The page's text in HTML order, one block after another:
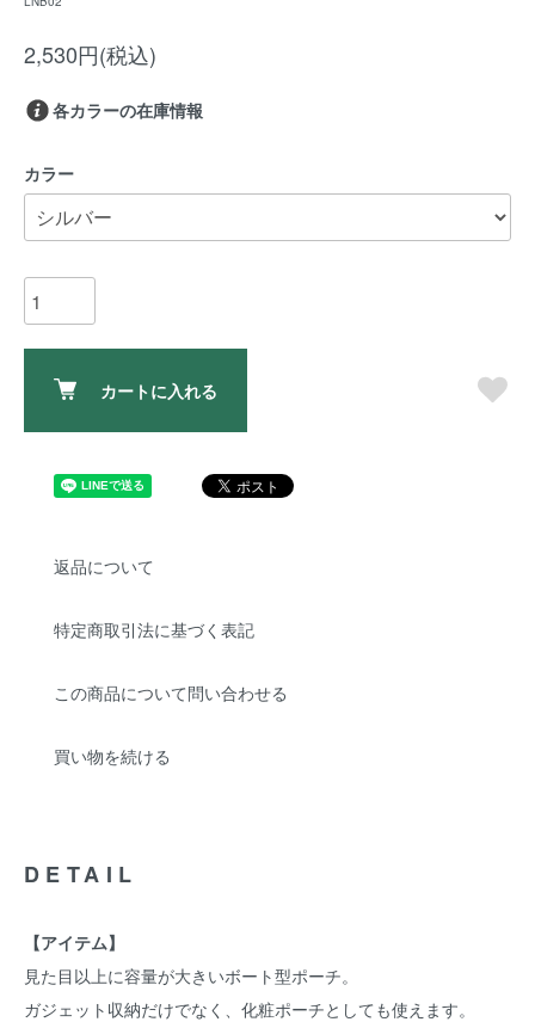
2,530円(税込)
各カラーの在庫情報
カラー
カートに入れる
返品について
特定商取引法に基づく表記
この商品について問い合わせる
買い物を続ける
DETAIL
【アイテム】
見た目以上に容量が大きいボート型ポーチ。
ガジェット収納だけでなく、化粧ポーチとしても使えます。